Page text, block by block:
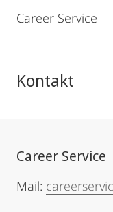
Career Service
Kontakt
Career Service
Mail: